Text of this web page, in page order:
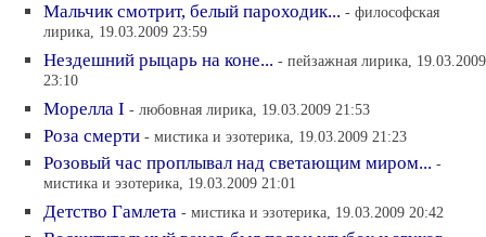
Мальчик смотрит, белый пароходик... - философская
лирика, 19.03.2009 23:59
Нездешний рыцарь на коне... - пейзажная лирика, 19.03.2009
23:10
Морелла I - любовная лирика, 19.03.2009 21:53
Роза смерти - мистика и эзотерика, 19.03.2009 21:23
Розовый час проплывал над светающим миром... -
мистика и эзотерика, 19.03.2009 21:01
Детство Гамлета - мистика и эзотерика, 19.03.2009 20:42